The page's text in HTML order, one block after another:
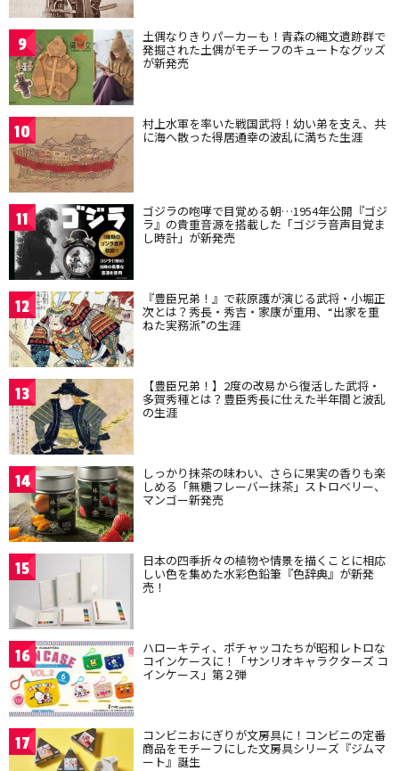
9 土偶なりきりパーカーも！青森の縄文遺跡群で
発掘された土偶がモチーフのキュートなグッズ
が新発売
10 村上水軍を率いた戦国武将！幼い弟を支え、共
に海へ散った得居通幸の波乱に満ちた生涯
11 ゴジラの咆哮で目覚める朝…1954年公開『ゴジ
ラ』の貴重音源を搭載した「ゴジラ音声目覚ま
し時計」が新発売
12 『豊臣兄弟！』で萩原護が演じる武将・小堀正
次とは？秀長・秀吉・家康が重用、“出家を重
ねた実務派”の生涯
13 【豊臣兄弟！】2度の改易から復活した武将・
多賀秀種とは？豊臣秀長に仕えた半年間と波乱
の生涯
14 しっかり抹茶の味わい、さらに果実の香りも楽
しめる「無糖フレーバー抹茶」ストロベリー、
マンゴー新発売
15 日本の四季折々の植物や情景を描くことに相応
しい色を集めた水彩色鉛筆『色辞典』が新発
売！
16 ハローキティ、ポチャッコたちが昭和レトロな
コインケースに！「サンリオキャラクターズ コ
インケース」第２弾
17 コンビニおにぎりが文房具に！コンビニの定番
商品をモチーフにした文房具シリーズ『ジムマ
ート』誕生